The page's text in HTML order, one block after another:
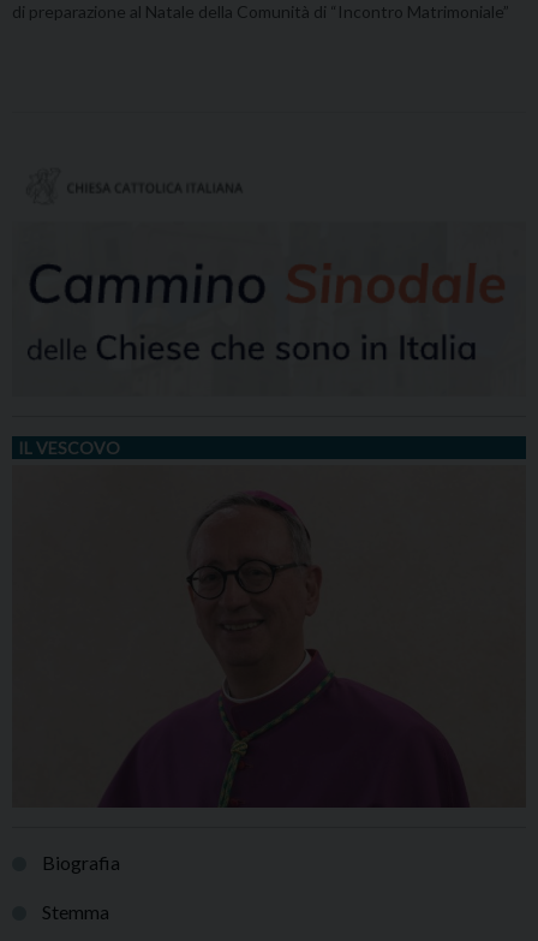
di preparazione al Natale della Comunità di “Incontro Matrimoniale”
IL VESCOVO
Biografia
Stemma